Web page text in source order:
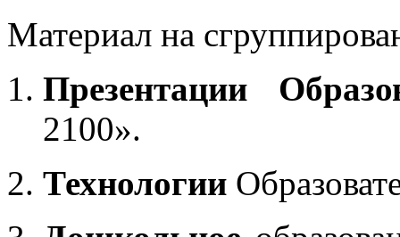
Материал на
Презентации
2100».
Технологии